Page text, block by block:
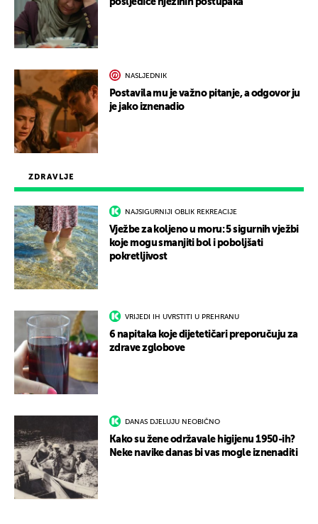
ZDRAVLJE
NAJSIGURNIJI OBLIK REKREACIJE
Vježbe za koljeno u moru: 5 sigurnih vježbi
koje mogu smanjiti bol i poboljšati
pokretljivost
VRIJEDI IH UVRSTITI U PREHRANU
6 napitaka koje dijetetičari preporučuju za
zdrave zglobove
DANAS DJELUJU NEOBIČNO
Kako su žene održavale higijenu 1950-ih?
Neke navike danas bi vas mogle iznenaditi
posljedice njezinih postupaka
NASLJEDNIK
Postavila mu je važno pitanje, a odgovor ju
je jako iznenadio